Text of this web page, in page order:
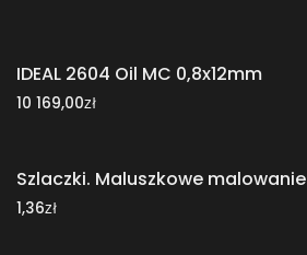
IDEAL 2604 Oil MC 0,8x12mm
10 169,00zł
Szlaczki. Maluszkowe malowanie
1,36zł